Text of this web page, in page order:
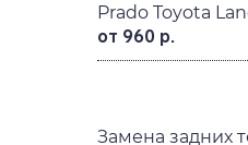
Prado Toyota
от 960 р.
Замена задних